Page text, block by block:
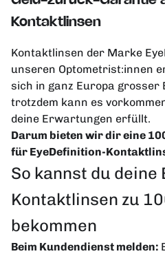
Kontaktlinsen
Kontaktlinsen der Marke
unseren Optometrist:innen
sich in ganz Europa grosser
trotzdem kann es
deine Erwartungen erfüllt.
Darum bieten wir dir eine
für EyeDefinition-
So kannst du deine
Kontaktlinsen zu
bekommen
Beim Kundendienst melden: